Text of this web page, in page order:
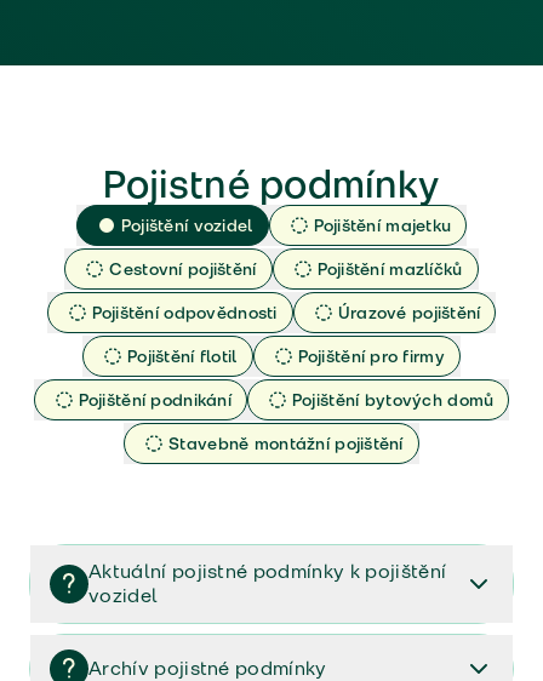
Pojistné podmínky
Pojištění vozidel
Pojištění majetku
Cestovní pojištění
Pojištění mazlíčků
Pojištění odpovědnosti
Úrazové pojištění
Pojištění flotil
Pojištění pro firmy
Pojištění podnikání
Pojištění bytových domů
Stavebně montážní pojištění
Aktuální pojistné podmínky k pojištění
vozidel
Pojištění vozidel/Pojistné podmínky a vše důležité ke
smlouvě (PDF)
Archív pojistné podmínky